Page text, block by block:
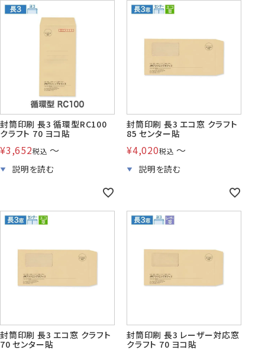
対応製品
封筒印刷 長3 循環型RC100
クラフト 70 ヨコ貼
¥3,652税込 〜
封筒印刷 長3 エコ窓 クラフト
85 センター貼
¥4,020税込 〜
封筒印刷 長3 エコ窓 クラフト
70 センター貼
封筒印刷 長3 レーザー対応窓
クラフト 70 ヨコ貼